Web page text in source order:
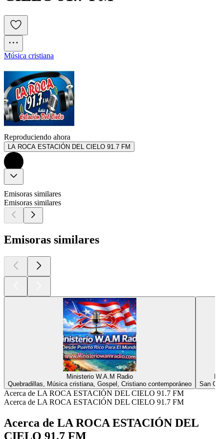
Música cristiana
Reproduciendo ahora
LA ROCA ESTACIÓN DEL CIELO 91.7 FM
Emisoras similares
Emisoras similares
Emisoras similares
Ministerio W.A.M Radio
Quebradillas, Música cristiana, Gospel, Cristiano contemporáneo
San
Acerca de LA ROCA ESTACIÓN DEL CIELO 91.7 FM
Acerca de LA ROCA ESTACIÓN DEL CIELO 91.7 FM
Acerca de LA ROCA ESTACIÓN DEL
CIELO 91.7 FM